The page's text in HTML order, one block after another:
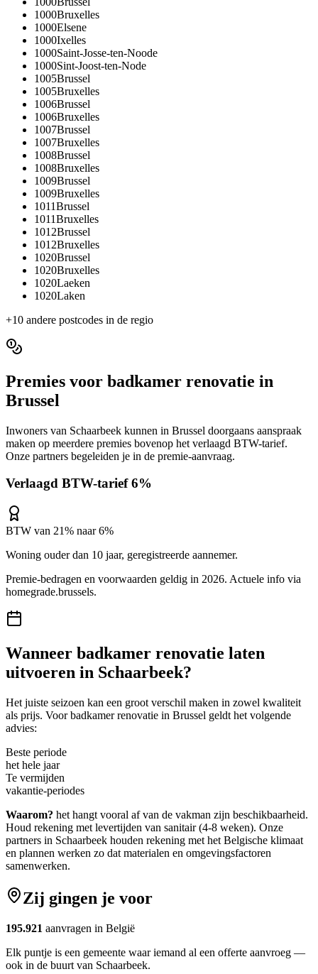
1000Bruxelles
1000Elsene
1000Ixelles
1000Saint-Josse-ten-Noode
1000Sint-Joost-ten-Node
1005Brussel
1005Bruxelles
1006Brussel
1006Bruxelles
1007Brussel
1007Bruxelles
1008Brussel
1008Bruxelles
1009Brussel
1009Bruxelles
1011Brussel
1011Bruxelles
1012Brussel
1012Bruxelles
1020Brussel
1020Bruxelles
1020Laeken
1020Laken
+10 andere postcodes in de regio
Premies voor badkamer renovatie in
Brussel
Inwoners van Schaarbeek kunnen in Brussel doorgaans aanspraak
maken op meerdere premies bovenop het verlaagd BTW-tarief.
Onze partners begeleiden je in de premie-aanvraag.
Verlaagd BTW-tarief 6%
BTW van 21% naar 6%
Woning ouder dan 10 jaar, geregistreerde aannemer.
Premie-bedragen en voorwaarden geldig in 2026. Actuele info via
homegrade.brussels.
Wanneer badkamer renovatie laten
uitvoeren in Schaarbeek?
Het juiste seizoen kan een groot verschil maken in zowel kwaliteit
als prijs. Voorbadkamer renovatie in Brussel geldt het volgende
advies:
Beste periode
het hele jaar
Te vermijden
vakantie-periodes
Waarom? het hangt vooral af van de vakman zijn beschikbaarheid.
Houd rekening met levertijden van sanitair (4-8 weken). Onze
partners in Schaarbeek houden rekening met het Belgische klimaat
en plannen werken zo dat materialen en omgevingsfactoren
samenwerken.
Zij gingen je voor
195.921 aanvragen in België
Elk puntje is een gemeente waar iemand al een offerte aanvroeg —
ook in de buurt van Schaarbeek.